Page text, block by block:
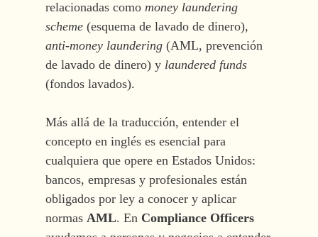
relacionadas como money laundering
scheme(esquema de lavado de dinero),
anti-money laundering(AML, prevención
de lavado de dinero) y laundered funds
(fondos lavados).
Más allá de la traducción, entender el
concepto en inglés es esencial para
cualquiera que opere en Estados Unidos:
bancos, empresas y profesionales están
obligados por ley a conocer y aplicar
normas AML. En Compliance Officers